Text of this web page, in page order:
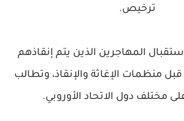
ترخيص.
المهاجرين الذين يتم إنقاذهم
منظمات الإغاثة والإنقاذ، وتطالب
مختلف دول الاتحاد الأوروبي.